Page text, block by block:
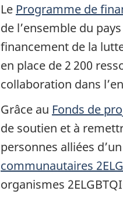
Le Programme de
de l’ensemble du
financement de la
en place de 2 200
collaboration dans
Grâce au Fonds de
de soutien et à
personnes alliées
communautaires
organismes